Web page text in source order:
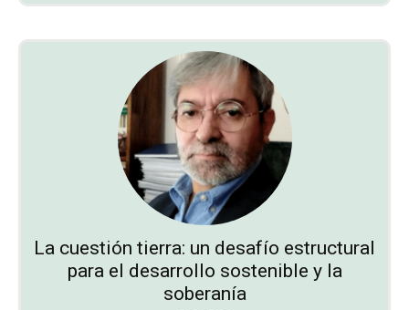
La cuestión tierra: un desafío estructural
para el desarrollo sostenible y la
soberanía